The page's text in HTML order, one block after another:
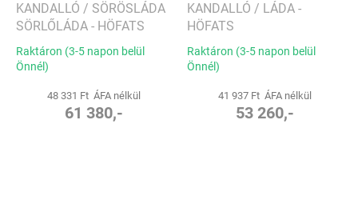
KANDALLÓ / SÖRÖSLÁDA
SÖRLŐLÁDA - HÖFATS
Raktáron (3-5 napon belül
Önnél)
48 331 Ft ÁFA nélkül
61 380,-
KANDALLÓ / LÁDA -
HÖFATS
Raktáron (3-5 napon belül
Önnél)
41 937 Ft ÁFA nélkül
53 260,-